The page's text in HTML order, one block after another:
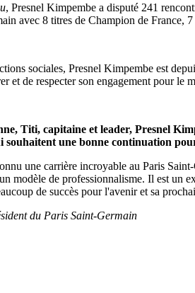
, Presnel Kimpembe a disputé 241
avec 8 titres de Champion de
sociales, Presnel Kimpembe est
et de respecter son engagement pour le
Titi, capitaine et leader, Presnel
souhaitent une bonne continuation
une carrière incroyable au Paris
modèle de professionnalisme. Il est un
de succès pour l'avenir et sa
du Paris Saint-Germain